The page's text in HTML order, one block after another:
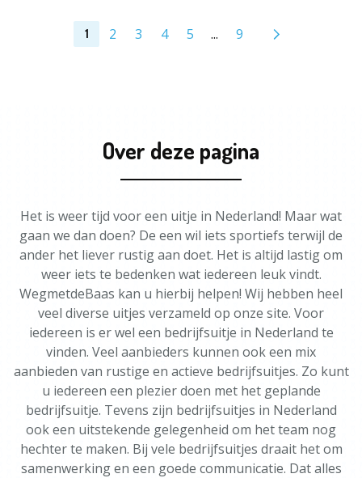
1 2 3 4 5 ... 9
Over deze pagina
Het is weer tijd voor een uitje in Nederland! Maar wat
gaan we dan doen? De een wil iets sportiefs terwijl de
ander het liever rustig aan doet. Het is altijd lastig om
weer iets te bedenken wat iedereen leuk vindt.
WegmetdeBaas kan u hierbij helpen! Wij hebben heel
veel diverse uitjes verzameld op onze site. Voor
iedereen is er wel een bedrijfsuitje in Nederland te
vinden. Veel aanbieders kunnen ook een mix
aanbieden van rustige en actieve bedrijfsuitjes. Zo kunt
u iedereen een plezier doen met het geplande
bedrijfsuitje. Tevens zijn bedrijfsuitjes in Nederland
ook een uitstekende gelegenheid om het team nog
hechter te maken. Bij vele bedrijfsuitjes draait het om
samenwerking en een goede communicatie. Dat alles